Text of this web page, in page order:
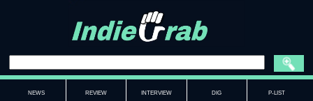
NEWS REVIEW INTERVIEW DIG P-LIST